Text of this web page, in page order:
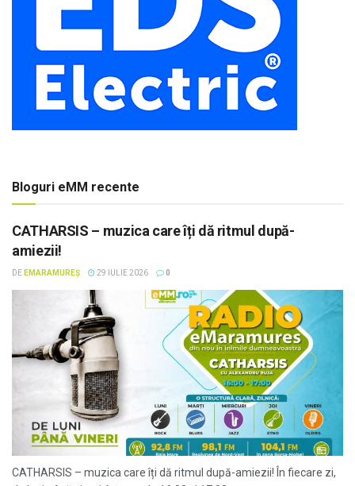
Bloguri eMM recente
CATHARSIS – muzica care îți dă ritmul după-
amiezii!
DE EMARAMUREȘ 29 IULIE 2026 0
CATHARSIS – muzica care îți dă ritmul după-amiezii! În fiecare zi,